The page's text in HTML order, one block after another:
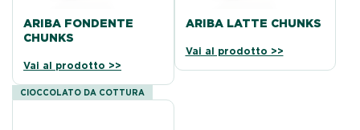
ARIBA FONDENTE
CHUNKS
Vai al prodotto >>
ARIBA LATTE CHUNKS
Vai al prodotto >>
CIOCCOLATO DA COTTURA